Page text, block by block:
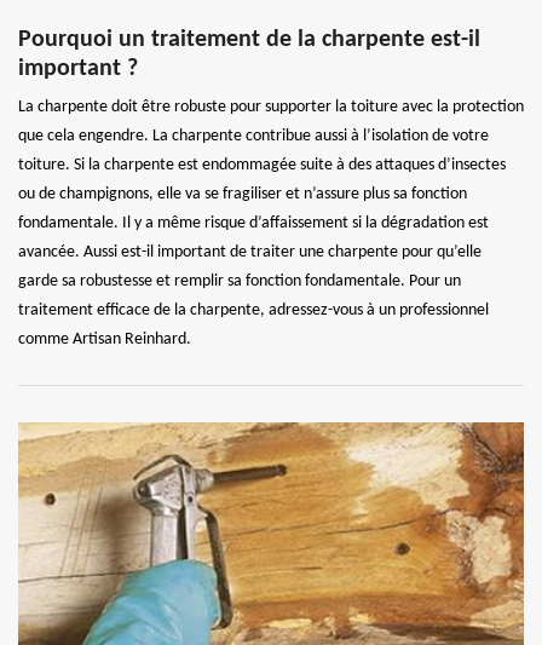
Pourquoi un traitement de la charpente est-il
important ?
La charpente doit être robuste pour supporter la toiture avec la protection
que cela engendre. La charpente contribue aussi à l’isolation de votre
toiture. Si la charpente est endommagée suite à des attaques d’insectes
ou de champignons, elle va se fragiliser et n’assure plus sa fonction
fondamentale. Il y a même risque d’affaissement si la dégradation est
avancée. Aussi est-il important de traiter une charpente pour qu’elle
garde sa robustesse et remplir sa fonction fondamentale. Pour un
traitement efficace de la charpente, adressez-vous à un professionnel
comme Artisan Reinhard.